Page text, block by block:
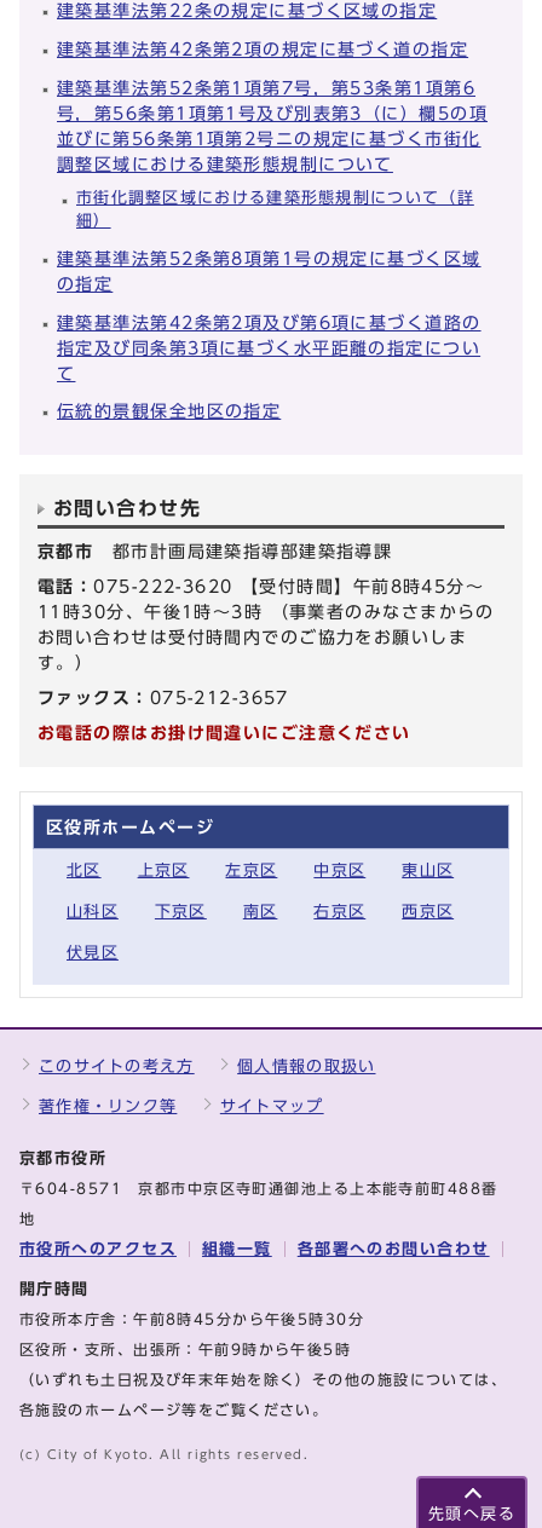
建築基準法第22条の規定に基づく区域の指定
建築基準法第42条第2項の規定に基づく道の指定
建築基準法第52条第1項第7号，第53条第1項第6
号，第56条第1項第1号及び別表第3（に）欄5の項
並びに第56条第1項第2号ニの規定に基づく市街化
調整区域における建築形態規制について
市街化調整区域における建築形態規制について（詳
細）
建築基準法第52条第8項第1号の規定に基づく区域
の指定
建築基準法第42条第2項及び第6項に基づく道路の
指定及び同条第3項に基づく水平距離の指定につい
て
伝統的景観保全地区の指定
お問い合わせ先
京都市 都市計画局建築指導部建築指導課
電話：075-222-3620 【受付時間】午前8時45分～
11時30分、午後1時～3時 （事業者のみなさまからの
お問い合わせは受付時間内でのご協力をお願いしま
す。）
ファックス： 075-212-3657
お電話の際はお掛け間違いにご注意ください
区役所ホームページ
北区 上京区 左京区 中京区 東山区
山科区 下京区 南区 右京区 西京区
伏見区
先頭へ戻る
このサイトの考え方 個人情報の取扱い
著作権・リンク等 サイトマップ
京都市役所
〒604-8571 京都市中京区寺町通御池上る上本能寺前町488番
地
市役所へのアクセス 組織一覧 各部署へのお問い合わせ
開庁時間
市役所本庁舎：午前8時45分から午後5時30分
区役所・支所、出張所：午前9時から午後5時
（いずれも土日祝及び年末年始を除く）その他の施設については、
各施設のホームページ等をご覧ください。
(c) City of Kyoto. All rights reserved.